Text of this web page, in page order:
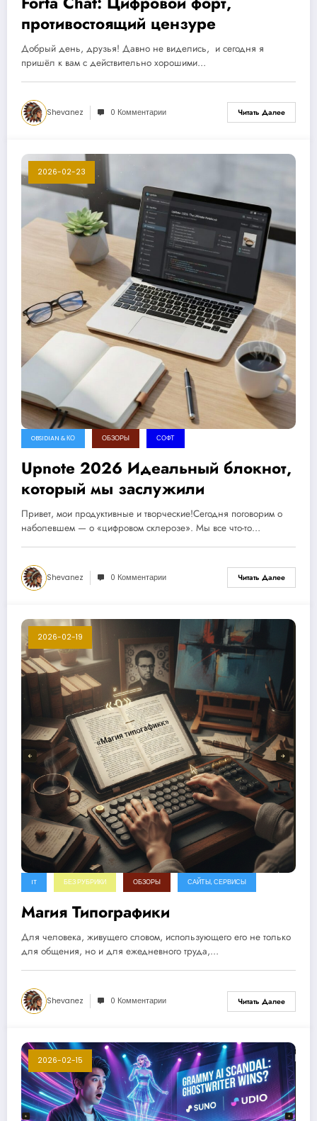
противостоящий цензуре
Добрый день, друзья! Давно не виделись, и сегодня я
пришёл к вам с действительно хорошими…
Shevanez 0 Комментарии Читать Далее
2026-02-23
OBSIDIAN & КО ОБЗОРЫ СОФТ
Upnote 2026 Идеальный блокнот,
который мы заслужили
Привет, мои продуктивные и творческие!Сегодня поговорим о
наболевшем — о «цифровом склерозе». Мы все что-то…
Shevanez 0 Комментарии Читать Далее
2026-02-19
IT БЕЗ РУБРИКИ ОБЗОРЫ САЙТЫ, СЕРВИСЫ
Магия Типографики
Для человека, живущего словом, использующего его не только
для общения, но и для ежедневного труда,…
Shevanez 0 Комментарии Читать Далее
2026-02-15